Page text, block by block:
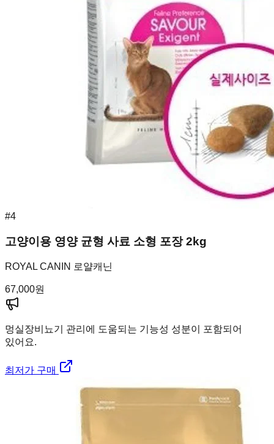
#4
고양이용 영양 균형 사료 소형 포장 2kg
ROYAL CANIN 로얄캐닌
67,000원
멍실장비뇨기 관리에 도움되는 기능성 성분이 포함되어
있어요.
최저가 구매